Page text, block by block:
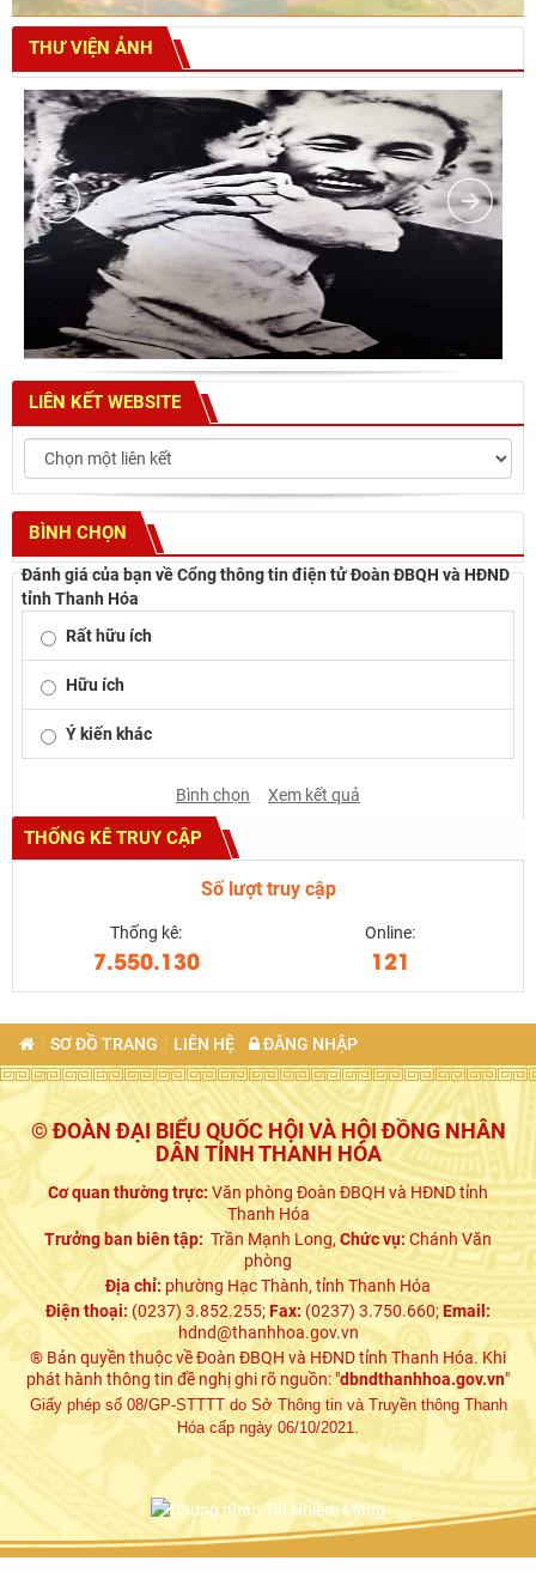
THƯ VIỆN ẢNH
LIÊN KẾT WEBSITE
BÌNH CHỌN
Đánh giá của bạn về Cổng thông tin điện tử Đoàn ĐBQH và HĐND
tỉnh Thanh Hóa
Rất hữu ích
Hữu ích
Ý kiến khác
Bình chọn Xem kết quả
THỐNG KÊ TRUY CẬP
Số lượt truy cập
Thống kê:
7.550.130
Online:
121
SƠ ĐỒ TRANG LIÊN HỆ ĐĂNG NHẬP
© ĐOÀN ĐẠI BIỂU QUỐC HỘI VÀ HỘI ĐỒNG NHÂN
DÂN TỈNH THANH HÓA
Cơ quan thường trực:Văn phòng Đoàn ĐBQH và HĐND tỉnh
Thanh Hóa
Trưởng ban biên tập: Trần Mạnh Long,Chức vụ:Chánh Văn
phòng
Địa chỉ: phường Hạc Thành, tỉnh Thanh Hóa
Điện thoại: (0237) 3.852.255;Fax:(0237) 3.750.660;Email:
hdnd@thanhhoa.gov.vn
® Bản quyền thuộc về Đoàn ĐBQH và HĐND tỉnh Thanh Hóa. Khi
phát hành thông tin đề nghị ghi rõ nguồn: "dbndthanhhoa.gov.vn"
Giấy phép số 08/GP-STTTT do Sở Thông tin và Truyền thông Thanh
Hóa cấp ngày 06/10/2021.